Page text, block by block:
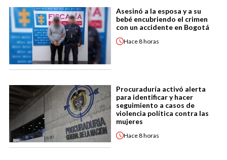
Asesinó a la esposa y a su
bebé encubriendo el crimen
con un accidente en Bogotá
Hace8 horas
Procuraduría activó alerta
para identificar y hacer
seguimiento a casos de
violencia política contra las
mujeres
Hace8 horas